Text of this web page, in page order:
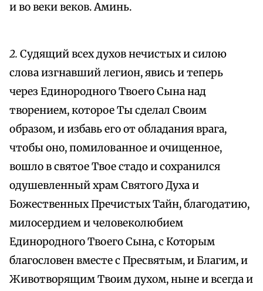
и во веки веков. Аминь.
2. Судящий всех духов нечистых и силою
слова изгнавший легион, явись и теперь
через Единородного Твоего Сына над
творением, которое Ты сделал Своим
образом, и избавь его от обладания врага,
чтобы оно, помилованное и очищенное,
вошло в святое Твое стадо и сохранился
одушевленный храм Святого Духа и
Божественных Пречистых Тайн, благодатию,
милосердием и человеколюбием
Единородного Твоего Сына, с Которым
благословен вместе с Пресвятым, и Благим, и
Животворящим Твоим духом, ныне и всегда и